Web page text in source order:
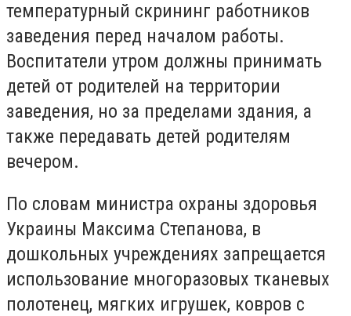
температурный скрининг работников
заведения перед началом работы.
Воспитатели утром должны принимать
детей от родителей на территории
заведения, но за пределами здания, а
также передавать детей родителям
вечером.
По словам министра охраны здоровья
Украины Максима Степанова, в
дошкольных учреждениях запрещается
использование многоразовых тканевых
полотенец, мягких игрушек, ковров с